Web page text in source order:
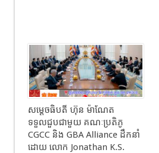
សម្ដេចធិបតី ហ៊ុន ម៉ាណែត
ទទួលជួបជាមួយ គណៈប្រតិភូ
CGCC និង GBA Alliance ដឹកនាំ
ដោយ លោក Jonathan K.S.